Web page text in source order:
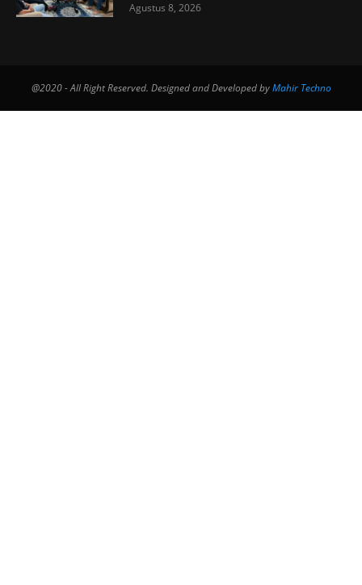
Agustus 8, 2026
@2020 - All Right Reserved. Designed and Developed byMahir Techno